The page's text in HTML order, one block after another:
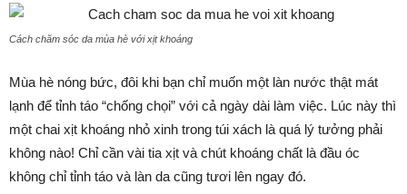
Cách chăm sóc da mùa hè với xịt khoáng
Mùa hè nóng bức, đôi khi bạn chỉ muốn một làn nước thật mát
lạnh để tỉnh táo “chống chọi” với cả ngày dài làm việc. Lúc này thì
một chai xịt khoáng nhỏ xinh trong túi xách là quá lý tưởng phải
không nào! Chỉ cần vài tia xịt và chút khoáng chất là đầu óc
không chỉ tỉnh táo và làn da cũng tươi lên ngay đó.